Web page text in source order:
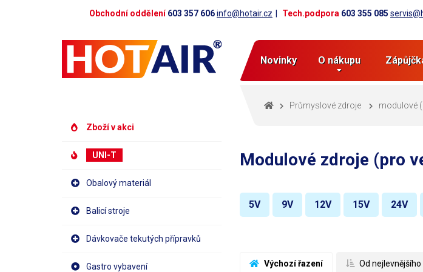
Obchodní oddělení603 357 606info@hotair.cz Tech.podpora 603 355 085
Novinky O nákupu
Zboží v akci
UNI-T
Obalový materiál
Balicí stroje
Dávkovače tekutých přípravků
Gastro vybavení
Průmyslové zdroje modulové
Modulové zdroje (pro
5V 9V 12V 15V 24V
Výchozí řazení Od nejlevnějšího